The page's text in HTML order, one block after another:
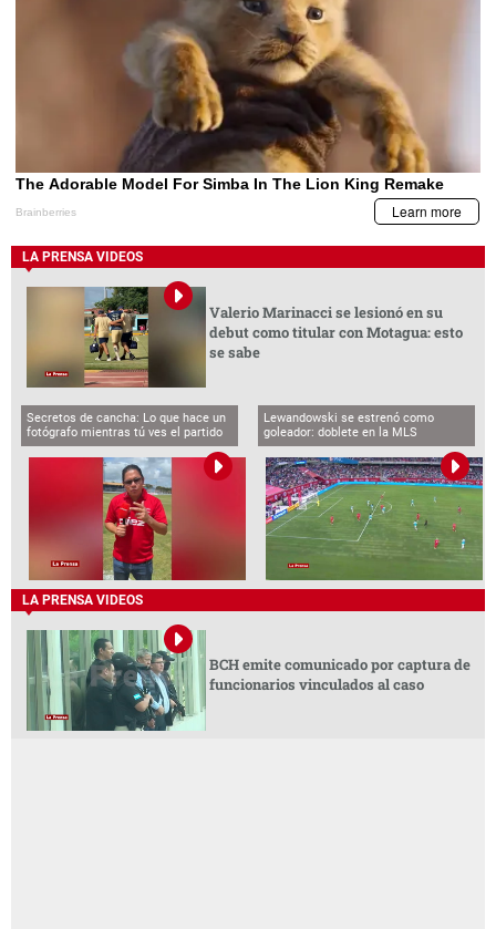
LA PRENSA VIDEOS
Valerio Marinacci se lesionó en su
debut como titular con Motagua: esto
se sabe
Secretos de cancha: Lo que hace un
fotógrafo mientras tú ves el partido
Lewandowski se estrenó como
goleador: doblete en la MLS
LA PRENSA VIDEOS
BCH emite comunicado por captura de
funcionarios vinculados al caso